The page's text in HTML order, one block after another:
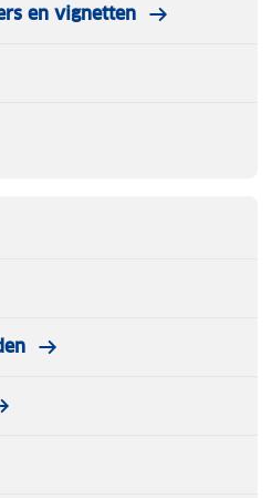
en vignetten